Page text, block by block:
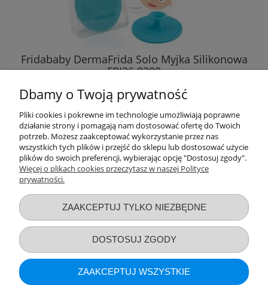
Fridababy DermaFrida Solo Myjka Silikonowa
FRI26 0300
34,89 zł
DO KOSZYKA
Informacje o sklepie
Dbamy o Twoją prywatność
Pliki cookies i pokrewne im technologie umożliwiają poprawne
działanie strony i pomagają nam dostosować ofertę do Twoich
potrzeb. Możesz zaakceptować wykorzystanie przez nas
wszystkich tych plików i przejść do sklepu lub dostosować użycie
plików do swoich preferencji, wybierając opcję "Dostosuj zgody".
Więcej o plikach cookies przeczytasz w naszej Polityce
prywatności.
ZAAKCEPTUJ TYLKO NIEZBĘDNE
DOSTOSUJ ZGODY
ZAAKCEPTUJ WSZYSTKIE